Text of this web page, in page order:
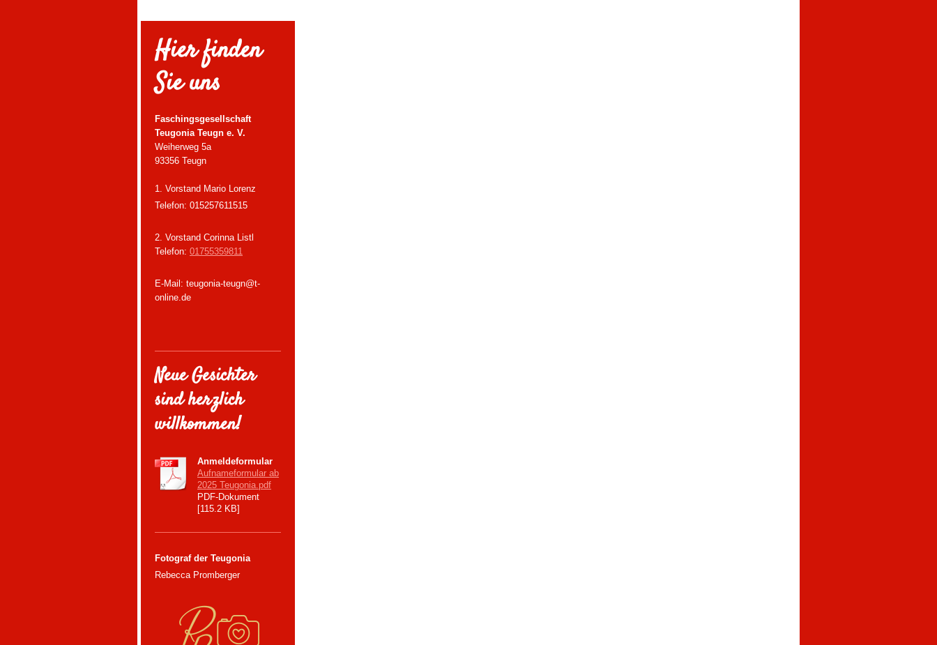
Hier finden
Sie uns
Faschingsgesellschaft
Teugonia Teugn e. V.
Weiherweg 5a
93356 Teugn
1. Vorstand Mario Lorenz
Telefon: 015257611515
2. Vorstand Corinna Listl
Telefon: 01755359811
E-Mail: teugonia-teugn@t-
online.de
Neue Gesichter
sind herzlich
willkommen!
Anmeldeformular
Aufnameformular ab
2025 Teugonia.pdf
PDF-Dokument
[115.2 KB]
Fotograf der Teugonia
Rebecca Promberger